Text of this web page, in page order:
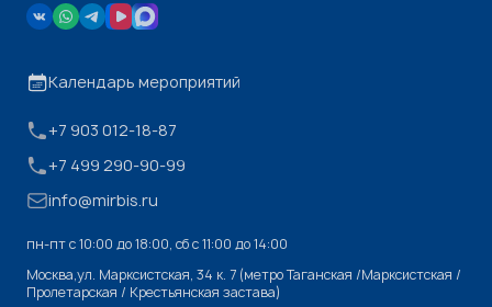
Календарь мероприятий
+7 903 012-18-87
+7 499 290-90-99
info@mirbis.ru
пн-пт с 10:00 до 18:00, cб с 11:00 до 14:00
Москва,ул. Марксистская, 34 к. 7 (метро Таганская /Марксистская /
Пролетарская / Крестьянская застава)